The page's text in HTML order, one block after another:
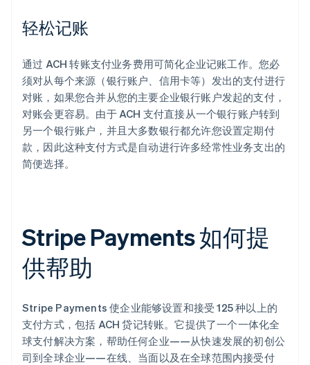
轻松记账
通过 ACH 转账支付业务费用可简化企业记账工作。您必
须对从每个来源（银行账户、信用卡等）发出的支付进行
对账，如果您合并从您的主要企业银行账户发起的支付，
对账会更容易。由于 ACH 支付直接从一个银行账户转到
另一个银行账户，并且大多数银行都允许您设置定期付
款，因此这种支付方式是自动进行许多经常性业务支出的
简便选择。
Stripe Payments 如何提
供帮助
Stripe Payments 使企业能够设置和接受 125 种以上的
支付方式，包括 ACH 贷记转账。它提供了一个一体化全
球支付解决方案，帮助任何企业——从快速发展的初创公
司到全球企业——在线、当面以及在全球范围内接受付